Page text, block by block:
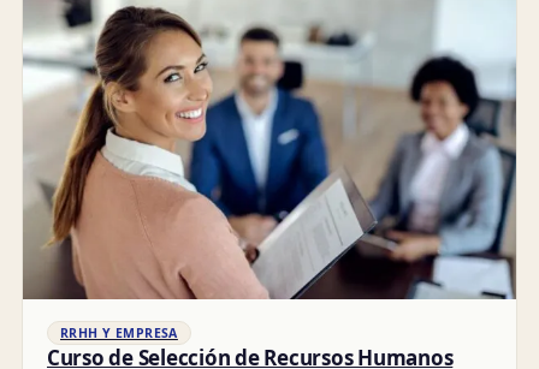
RRHH Y EMPRESA
Curso de Selección de Recursos Humanos